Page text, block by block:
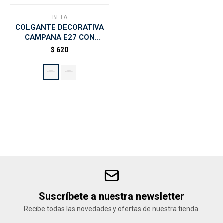
BETA
COLGANTE DECORATIVA
CAMPANA E27 CON
DETALLE EN MADERA
$ 620
Suscríbete a nuestra newsletter
Recibe todas las novedades y ofertas de nuestra tienda.
Accesorios